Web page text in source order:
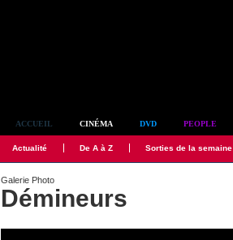
ACCUEIL CINÉMA DVD PEOPLE
Actualité De A à Z Sorties de la semaine
Galerie Photo
Démineurs